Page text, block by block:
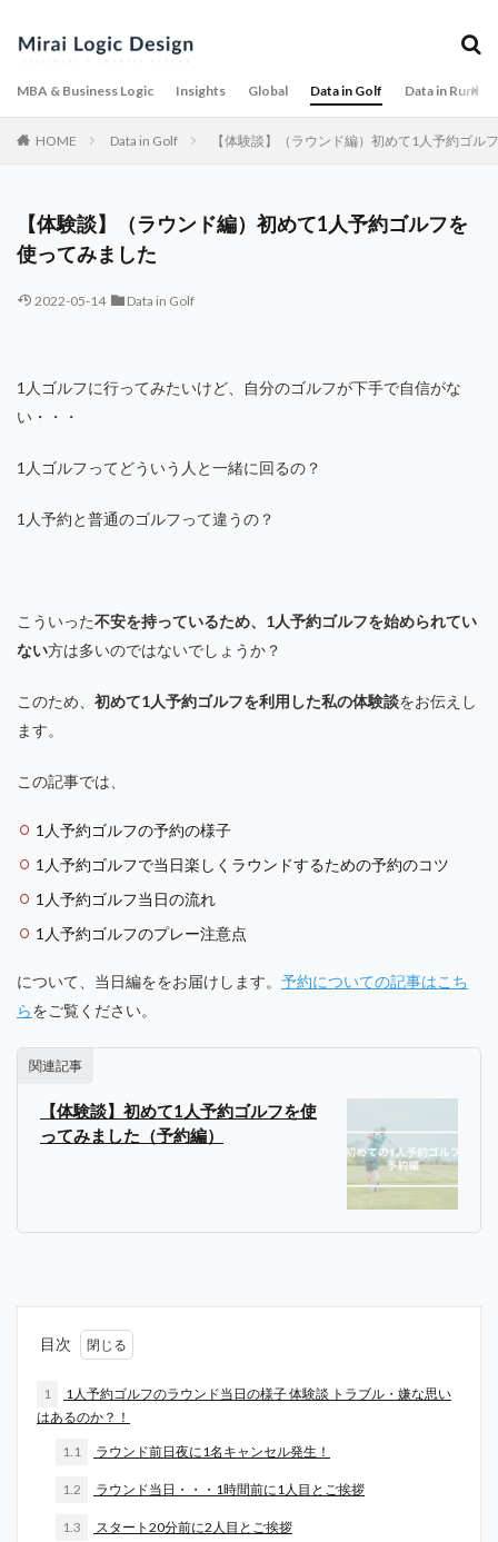
MBA & Business Logic Insights Global Data in Golf Data in
HOME Data in Golf 【体験談】（ラウンド編）初めて1人予約ゴル
【体験談】（ラウンド編）初めて1人予約ゴルフを
使ってみました
2022-05-14 Data in Golf
1人ゴルフに行ってみたいけど、自分のゴルフが下手で自信がな
い・・・
1人ゴルフってどういう人と一緒に回るの？
1人予約と普通のゴルフって違うの？
こういった不安を持っているため、1人予約ゴルフを始められてい
ない方は多いのではないでしょうか？
このため、 初めて1人予約ゴルフを利用した私の体験談をお伝えし
ます。
この記事では、
1人予約ゴルフの予約の様子
1人予約ゴルフで当日楽しくラウンドするための予約のコツ
1人予約ゴルフ当日の流れ
1人予約ゴルフのプレー注意点
について、当日編ををお届けします。 予約についての記事はこち
らをご覧ください。
関連記事
【体験談】初めて1人予約ゴルフを使
ってみました（予約編）
目次
1
1人予約ゴルフのラウンド当日の様子 体験談 トラブル・嫌な思い
はあるのか？！
1.1 ラウンド前日夜に1名キャンセル発生！
1.2 ラウンド当日・・・1時間前に1人目とご挨拶
1.3 スタート20分前に2人目とご挨拶